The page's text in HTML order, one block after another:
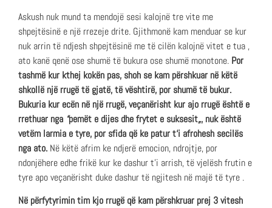
Askush nuk mund ta mendojë sesi kalojnë tre vite me
shpejtësinë e një rrezeje drite. Gjithmonë kam menduar se kur
nuk arrin të ndjesh shpejtësinë me të cilën kalojnë vitet e tua ,
ato kanë qenë ose shumë të bukura ose shumë monotone. Por
tashmë kur kthej kokën pas, shoh se kam përshkuar në këtë
shkollë një rrugë të gjatë, të vështirë, por shumë të bukur.
Bukuria kur ecën në një rrugë, veçanërisht kur ajo rrugë është e
rrethuar nga “pemët e dijes dhe frytet e suksesit„, nuk është
vetëm larmia e tyre, por sfida që ke patur t‘i afrohesh secilës
nga ato. Në këtë afrim ke ndjerë emocion, ndrojtje, por
ndonjëhere edhe frikë kur ke dashur t’i arrish, të vjelësh frutin e
tyre apo veçanërisht duke dashur të ngjitesh në majë të tyre .
Në përfytyrimin tim kjo rrugë që kam përshkruar prej 3 vitesh